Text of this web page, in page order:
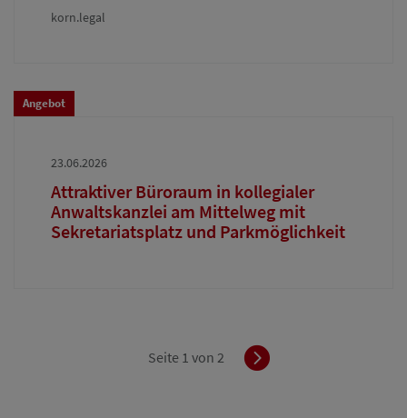
korn.legal
Angebot
23.06.2026
Attraktiver Büroraum in kollegialer
Anwaltskanzlei am Mittelweg mit
Sekretariatsplatz und Parkmöglichkeit
Seite 1 von 2 Vorwärts